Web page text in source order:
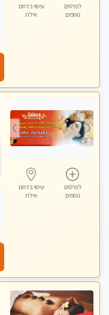
לפרטים
נוספים
עיסוי בדרום
אילת
לפרטים
נוספים
עיסוי בדרום
אילת